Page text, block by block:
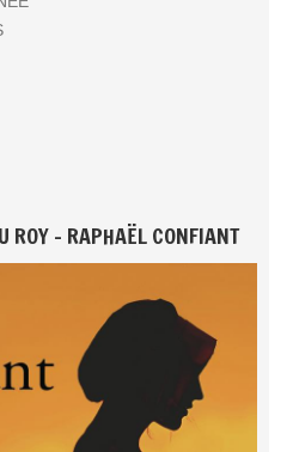
ROY - RAPHAËL CONFIANT